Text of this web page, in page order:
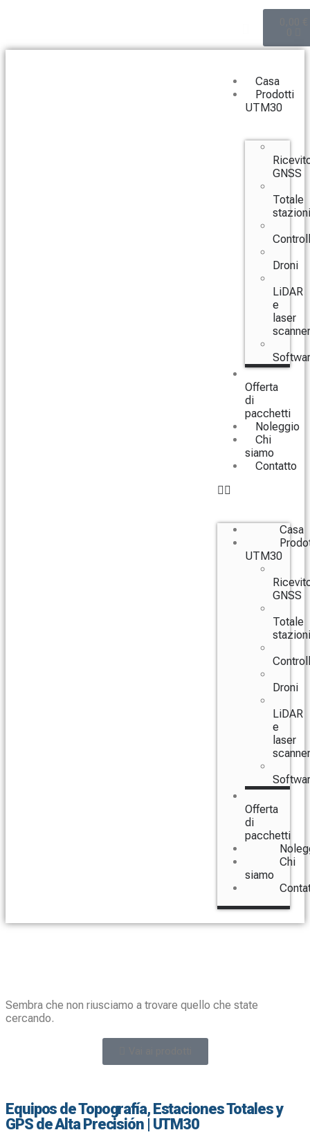
Casa
Prodotti
UTM30
GNSS
Totale
stazioni
Droni
LiDAR
e
laser
scanner
Offerta
di
pacchetti
Noleggio
Chi
siamo
Contatto
Casa
UTM30
GNSS
Totale
stazioni
Droni
LiDAR
e
laser
scanner
Offerta
di
pacchetti
Chi
siamo
Sembra che non riusciamo a trovare quello che state
cercando.
Equipos de Topografía, Estaciones Totales y
GPS de Alta Precisión | UTM30